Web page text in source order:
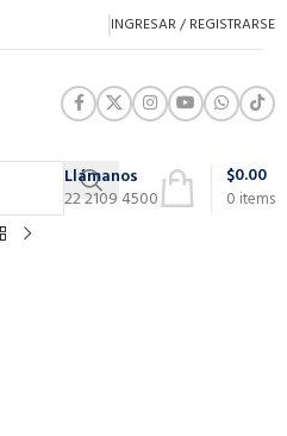
INGRESAR / REGISTRARSE
Llámanos
22 2109 4500
0 items
$0.00